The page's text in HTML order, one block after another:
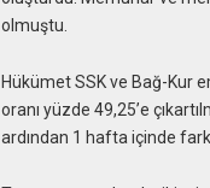
olmuştu.
Hükümet SSK ve Bağ-Kur
oranı yüzde 49,25’e
ardından 1 hafta içinde